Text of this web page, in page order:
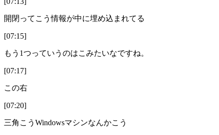
開閉ってこう情報が中に埋め込まれてる
[07:15]
もう1つっていうのはこみたいなですね。
[07:17]
この右
[07:20]
三角こうWindowsマシンなんかこう